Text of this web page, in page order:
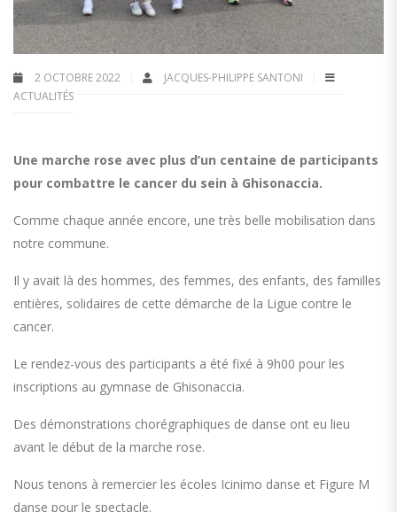
2 OCTOBRE 2022
JACQUES-PHILIPPE SANTONI
ACTUALITÉS
Une marche rose avec plus d’un centaine de participants
pour combattre le cancer du sein à Ghisonaccia.
Comme chaque année encore, une très belle mobilisation dans
notre commune.
Il y avait là des hommes, des femmes, des enfants, des familles
entières, solidaires de cette démarche de la Ligue contre le
cancer.
Le rendez-vous des participants a été fixé à 9h00 pour les
inscriptions au gymnase de Ghisonaccia.
Des démonstrations chorégraphiques de danse ont eu lieu
avant le début de la marche rose.
Nous tenons à remercier les écoles Icinimo danse et Figure M
danse pour le spectacle.